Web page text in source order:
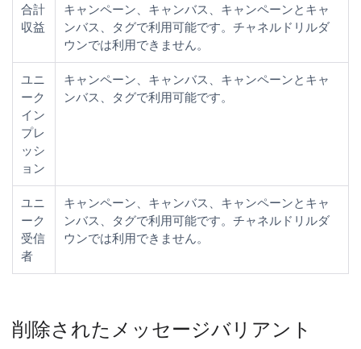
合計
収益
キャンペーン、キャンバス、キャンペーンとキャ
ンバス、タグで利用可能です。 チャネル ドリルダ
ウンでは利用できません。
ユニ
ーク
イン
プレ
ッシ
ョン
キャンペーン、キャンバス、キャンペーンとキャ
ンバス、タグで利用可能です。
ユニ
ーク
受信
者
キャンペーン、キャンバス、キャンペーンとキャ
ンバス、タグで利用可能です。 チャネル ドリルダ
ウンでは利用できません。
削除されたメッセージバリアント